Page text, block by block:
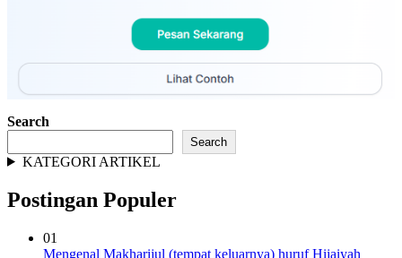
Search
Search
KATEGORI ARTIKEL
Postingan Populer
01
Mengenal Makharijul (tempat keluarnya) huruf Hijaiyah